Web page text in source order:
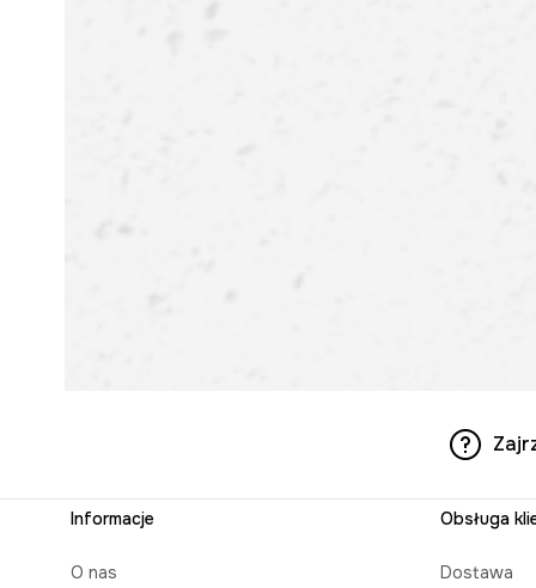
Informacje
O nas
Obsługa
Dostawa